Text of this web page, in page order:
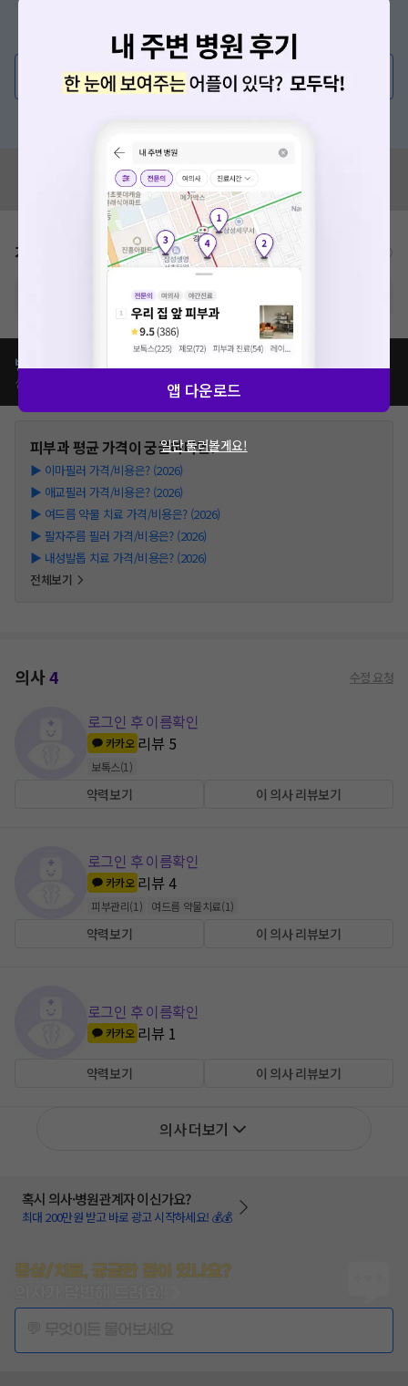
의사가 직접 답해드려요!
💬 무엇이든 물어보세요
혹시 잘못된 병원정보가 있나요?
모두닥 팀에 알려주세요!
가격표 비급여/급여 진료란?
※ 해당병원의 비급여 가격표는 현재 준비중입니다.
병원별피부과치료가격 비교하기
심평원가, 이벤트가, 모두닥 리뷰가 등
피부과평균 가격이 궁금하다면?
▶ 이마필러 가격/비용은? (2026)
▶ 애교필러 가격/비용은? (2026)
▶ 여드름 약물 치료 가격/비용은? (2026)
▶ 팔자주름 필러 가격/비용은? (2026)
▶ 내성발톱 치료 가격/비용은? (2026)
전체보기
의사4 수정 요청
로그인 후 이름확인
카카오 리뷰 5
보톡스(1 )
약력보기 이 의사 리뷰보기
로그인 후 이름확인
카카오 리뷰4
피부관리(1 ) 여드름 약물치료(1)
약력보기 이 의사 리뷰보기
로그인 후 이름확인
카카오 리뷰 1
약력보기 이 의사 리뷰보기
의사 더보기
혹시 의사·병원관계자 이신가요?
최대 200만원 받고 바로 광고 시작하세요! 💰💰
증상/치료, 궁금한 점이 있나요?
앱 다운로드
일단 둘러볼게요!